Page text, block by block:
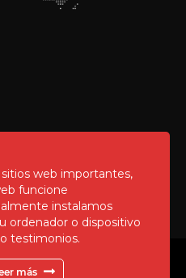
web importantes,
funcione
instalamos
ordenador o dispositivo
testimonios.
más